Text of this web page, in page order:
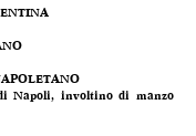
Napoli, involtino di manzo